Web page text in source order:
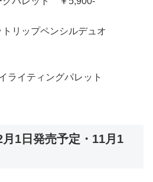
トリップペンシルデュオ
ライティングパレット
1日発売予定・11月1